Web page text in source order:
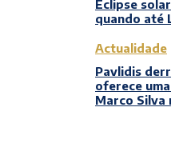
Eclipse
quando até
Actualidade
Pavlidis
oferece
Marco Silva